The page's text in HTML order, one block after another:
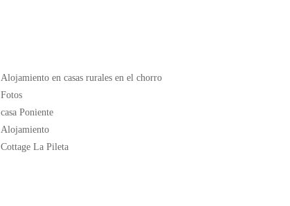
Alojamiento en casas rurales en el chorro
Fotos
casa Poniente
Alojamiento
Cottage La Pileta